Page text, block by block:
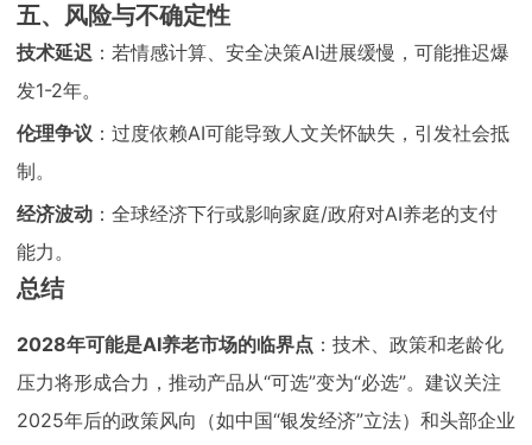
五、风险与不确定性
技术延迟 ：若情感计算、安全决策AI进展缓慢，可能推迟爆
发1-2年。
伦理争议 ：过度依赖AI可能导致人文关怀缺失，引发社会抵
制。
经济波动 ：全球经济下行或影响家庭/政府对AI养老的支付
能力。
总结
2028年可能是AI养老市场的临界点 ：技术、政策和老龄化
压力将形成合力，推动产品从“可选”变为“必选”。建议关注
2025年后的政策风向（如中国“银发经济”立法）和头部企业